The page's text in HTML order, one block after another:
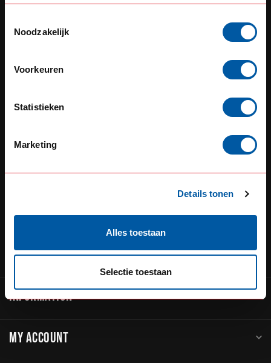
Noodzakelijk
Voorkeuren
Statistieken
Marketing
Details tonen
Alles toestaan
Selectie toestaan
SERVICE
3433KL Nieuwegein
+31 (0) 348 20 0002
CATEGORIES
INFORMATION
MY ACCOUNT